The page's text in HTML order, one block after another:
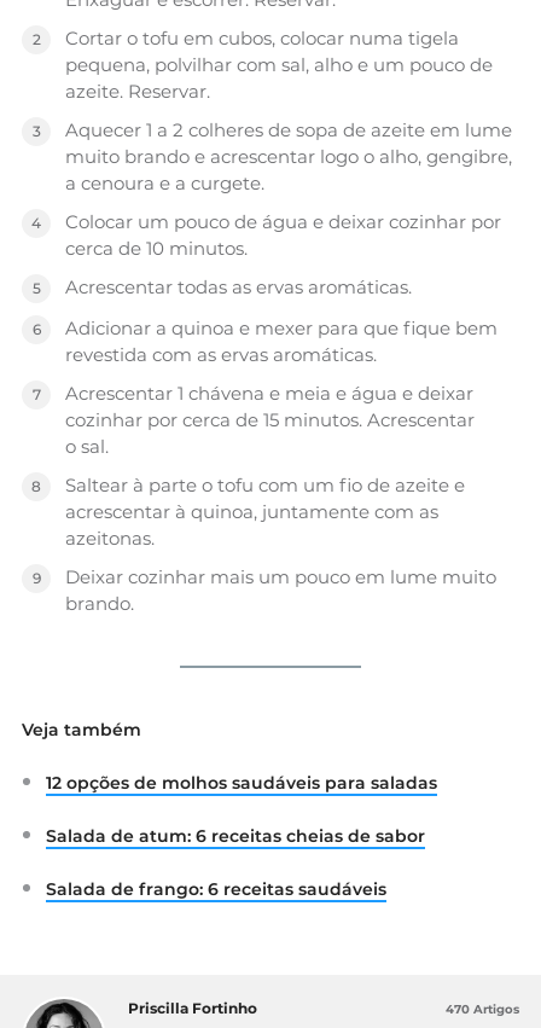
Cortar o tofu em cubos, colocar numa tigela
pequena, polvilhar com sal, alho e um pouco de
azeite. Reservar.
Aquecer 1 a 2 colheres de sopa de azeite em lume
muito brando e acrescentar logo o alho, gengibre,
a cenoura e a curgete.
Colocar um pouco de água e deixar cozinhar por
cerca de 10 minutos.
Acrescentar todas as ervas aromáticas.
Adicionar a quinoa e mexer para que fique bem
revestida com as ervas aromáticas.
Acrescentar 1 chávena e meia e água e deixar
cozinhar por cerca de 15 minutos. Acrescentar
o sal.
Saltear à parte o tofu com um fio de azeite e
acrescentar à quinoa, juntamente com as
azeitonas.
Deixar cozinhar mais um pouco em lume muito
brando.
Veja também
12 opções de molhos saudáveis para saladas
Salada de atum: 6 receitas cheias de sabor
Salada de frango: 6 receitas saudáveis
Priscilla Fortinho 470 Artigos